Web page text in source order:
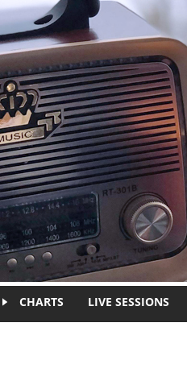
CHARTS LIVE SESSIONS